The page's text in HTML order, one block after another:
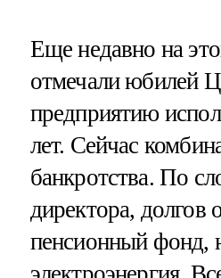
Еще недавно на
отмечали юбилей
предприятию
лет. Сейчас
банкротства. По
директора, долгов
пенсионный фонд,